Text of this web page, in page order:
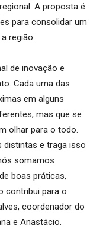
A proposta é
para consolidar um
região.
de inovação e
Cada uma das
em alguns
mas que se
olhar para o todo.
distintas e traga isso
somamos
boas práticas,
contribui para o
coordenador do
e Anastácio.